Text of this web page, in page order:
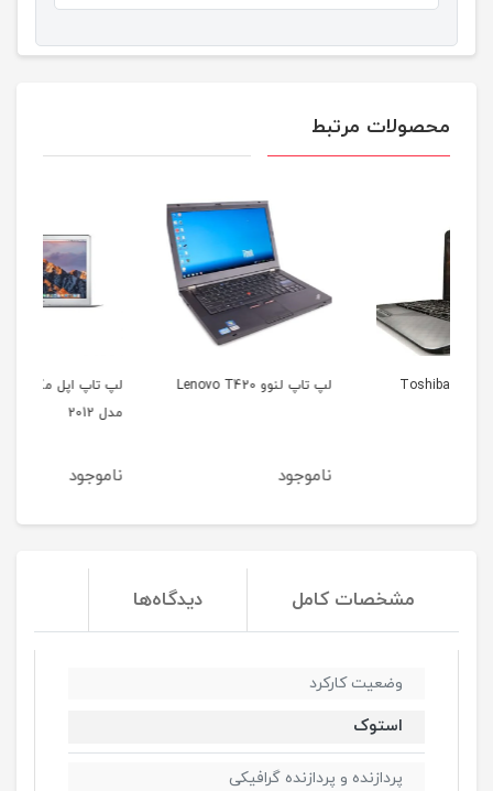
محصولات مرتبط
لپ تاپ لنوو Lenovo T420
لپ تاپ اپل مک بوک ایر
مشخصات کامل دیدگاه‌ها
وضعیت کارکرد
استوک
پردازنده و پردازنده گرافیکی